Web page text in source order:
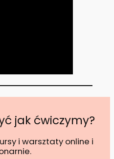
jak ćwiczymy?
i warsztaty online i